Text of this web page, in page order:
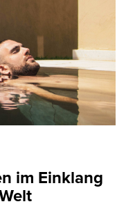
im Einklang